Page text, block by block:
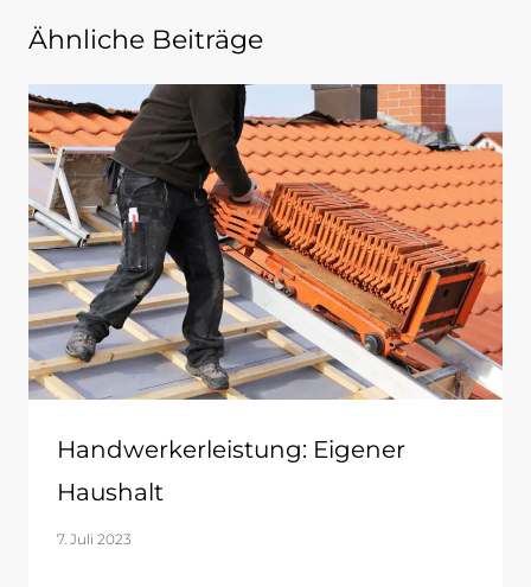
Ähnliche Beiträge
Handwerkerleistung: Eigener
Haushalt
7. Juli 2023